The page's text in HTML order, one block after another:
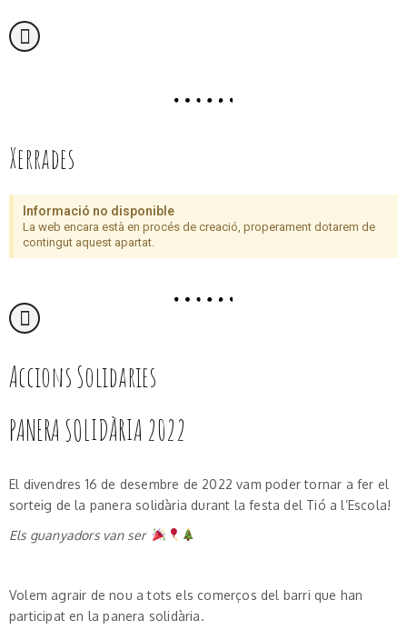
Xerrades
Informació no disponible
La web encara està en procés de creació, properament dotarem de
contingut aquest apartat.
Accions Solidaries
PANERA SOLIDÀRIA 2022
El divendres 16 de desembre de 2022 vam poder tornar a fer el
sorteig de la panera solidària durant la festa del Tió a l’Escola!
Els guanyadors van ser
Volem agrair de nou a tots els comerços del barri que han
participat en la panera solidària.